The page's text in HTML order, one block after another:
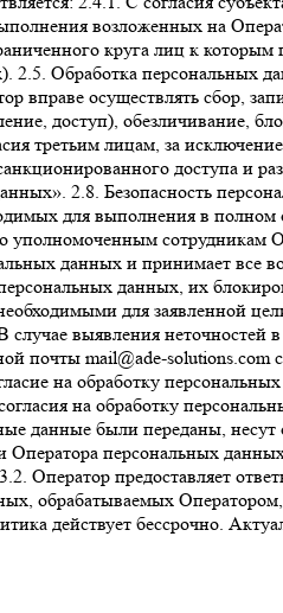
возложенных на
круга лиц к
Обработка персональных
вправе осуществлять сбор,
доступ), обезличивание,
третьим лицам, за
доступа и
2.8. Безопасность
для выполнения в
уполномоченным сотрудникам
данных и принимает
данных, их
для заявленной
выявления неточностей
почты mail@ade-
на обработку
на обработку
данные были переданы, несут
персональных данных
Оператор предоставляет
обрабатываемых
действует бессрочно.